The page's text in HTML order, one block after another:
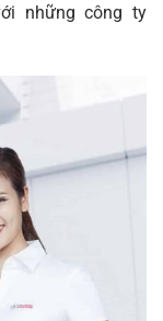
những công ty